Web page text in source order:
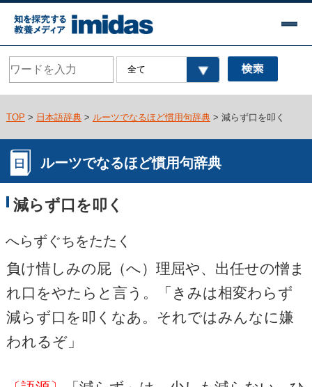
TOP > 日本語辞典> ルーツでなるほど慣用句辞典> 減らず口を叩く
ルーツでなるほど慣用句辞典
減らず口を叩く
へらずぐちをたたく
負け惜しみの屁（へ）理屈や、出任せの憎ま
れ口をやたらと言う。「きみは相変わらず
減らず口を叩くなあ。それではみんなに嫌
われるぞ」